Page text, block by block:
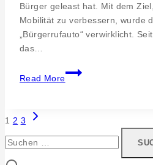
Bürger geleast hat. Mit dem
Mobilität zu verbessern, wurde
„Bürgerrufauto“ verwirklicht.
das…
Read More
Service
bis
Page
navigation
1 2 3
Next
Suchen
nach: